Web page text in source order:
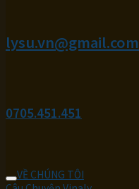
lysu.vn@gmail.com
0705.451.451
VỀ CHÚNG TÔI